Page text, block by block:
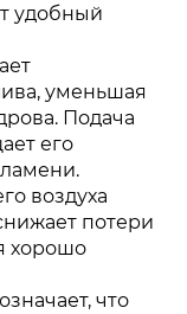
удобный
уменьшая
Подача
его
воздуха
потери
хорошо
что